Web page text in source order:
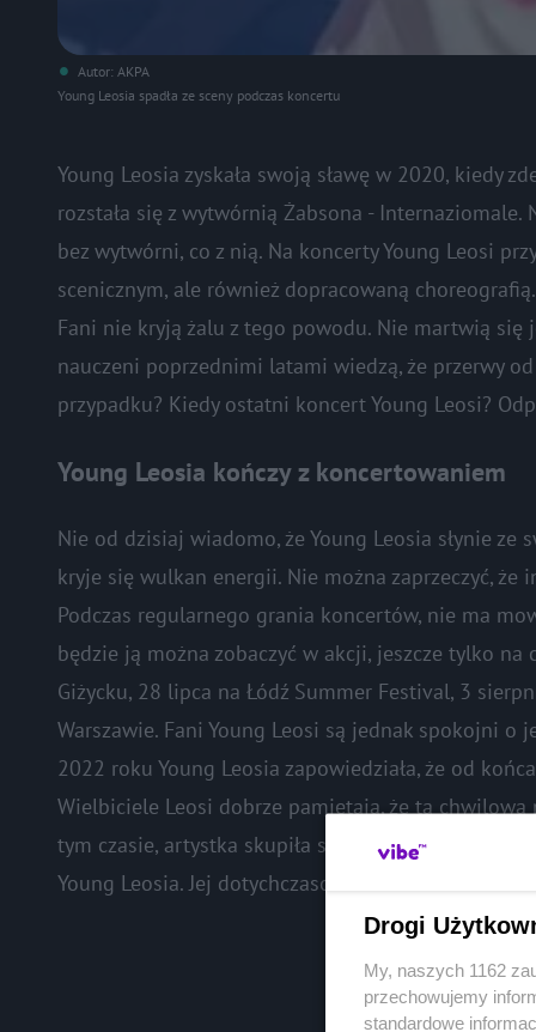
Autor: AKPA
Young Leosia spadła ze sceny podczas koncertu
Young Leosia zyskała swoją sławę w 2020, kiedy
rozstała się z wytwórnią Żabsona -
bez wytwórni, co z nią. Na koncerty Young Leosi
scenicznym, ale również dopracowaną
Fani nie kryją żalu z tego powodu. Nie martwią
nauczeni poprzednimi latami wiedzą, że przerwy
przypadku? Kiedy ostatni koncert Young Leosi?
Young Leosia kończy z koncertowaniem
Nie od dzisiaj wiadomo, że Young Leosia słynie ze
kryje się wulkan energii. Nie można zaprzeczyć,
Podczas regularnego grania koncertów, nie ma
będzie ją można zobaczyć w akcji, jeszcze tylko
Giżycku, 28 lipca na Łódź Summer Festival, 3
Warszawie. Fani Young Leosi są jednak spokojni o
2022 roku Young Leosia zapowiedziała, że od
Wielbiciele Leosi dobrze pamiętają, że ta
tym czasie, artystka skupiła się na pracy nad nową
Young Leosia. Jej dotychczasowy dorobek
Drogi
My, naszych 1162
przechowujemy
standardowe